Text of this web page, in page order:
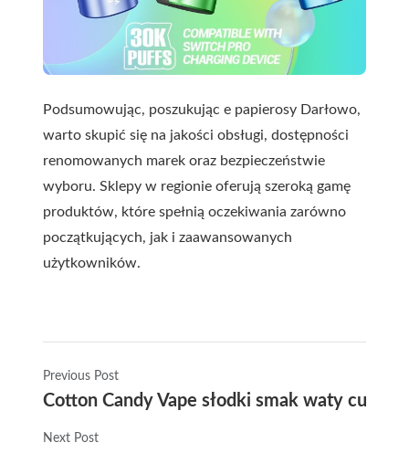
Podsumowując, poszukując e papierosy Darłowo,
warto skupić się na jakości obsługi, dostępności
renomowanych marek oraz bezpieczeństwie
wyboru. Sklepy w regionie oferują szeroką gamę
produktów, które spełnią oczekiwania zarówno
początkujących, jak i zaawansowanych
użytkowników.
Previous Post
Cotton Candy Vape słodki smak waty
Next Post